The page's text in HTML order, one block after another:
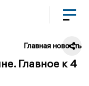
Главная новость
Главное к 4